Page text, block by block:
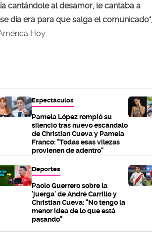
cantándole al desamor, le cantaba a
día era para que salga el comunicado",
Hoy'.
Espectáculos
Pamela López rompió su
silencio tras nuevo escándalo
de Christian Cueva y Pamela
Franco: "Todas esas vilezas
provienen de adentro"
Deportes
Paolo Guerrero sobre la
'juerga' de André Carrillo y
Christian Cueva: "No tengo la
menor idea de lo que está
pasando"